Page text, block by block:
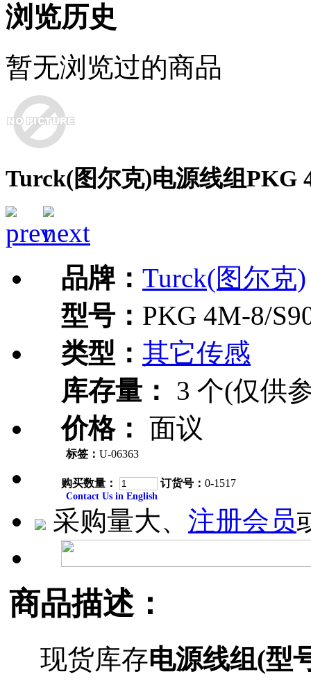
浏览历史
暂无浏览过的商品
Turck(图尔克)电源线组PKG
品牌： Turck(图尔克)
型号： PKG 4M-8/
类型： 其它传感
库存量：
3 个(仅供
价格： 面议
标签： U-06363
购买数量： 订货号： 0-1517
Contact Us in English
采购量大、 注册会员
商品描述：
现货库存电源线组(型